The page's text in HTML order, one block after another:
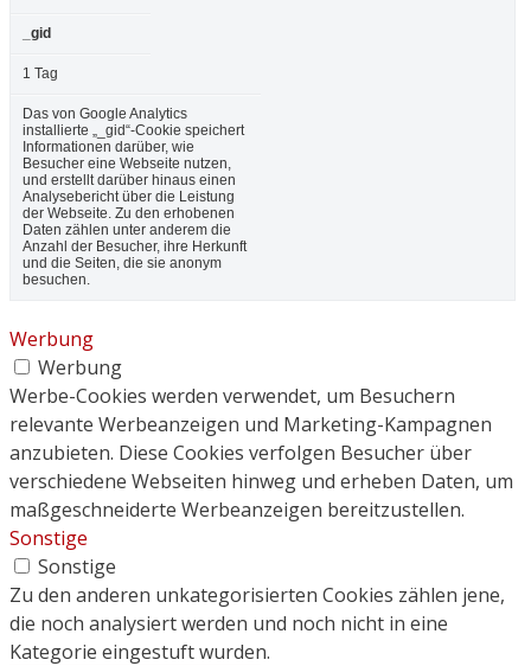
_gid
1 Tag
Das von Google Analytics
installierte „_gid“-Cookie speichert
Informationen darüber, wie
Besucher eine Webseite nutzen,
und erstellt darüber hinaus einen
Analysebericht über die Leistung
der Webseite. Zu den erhobenen
Daten zählen unter anderem die
Anzahl der Besucher, ihre Herkunft
und die Seiten, die sie anonym
besuchen.
Werbung
Werbung
Werbe-Cookies werden verwendet, um Besuchern
relevante Werbeanzeigen und Marketing-Kampagnen
anzubieten. Diese Cookies verfolgen Besucher über
verschiedene Webseiten hinweg und erheben Daten, um
maßgeschneiderte Werbeanzeigen bereitzustellen.
Sonstige
Sonstige
Zu den anderen unkategorisierten Cookies zählen jene,
die noch analysiert werden und noch nicht in eine
Kategorie eingestuft wurden.